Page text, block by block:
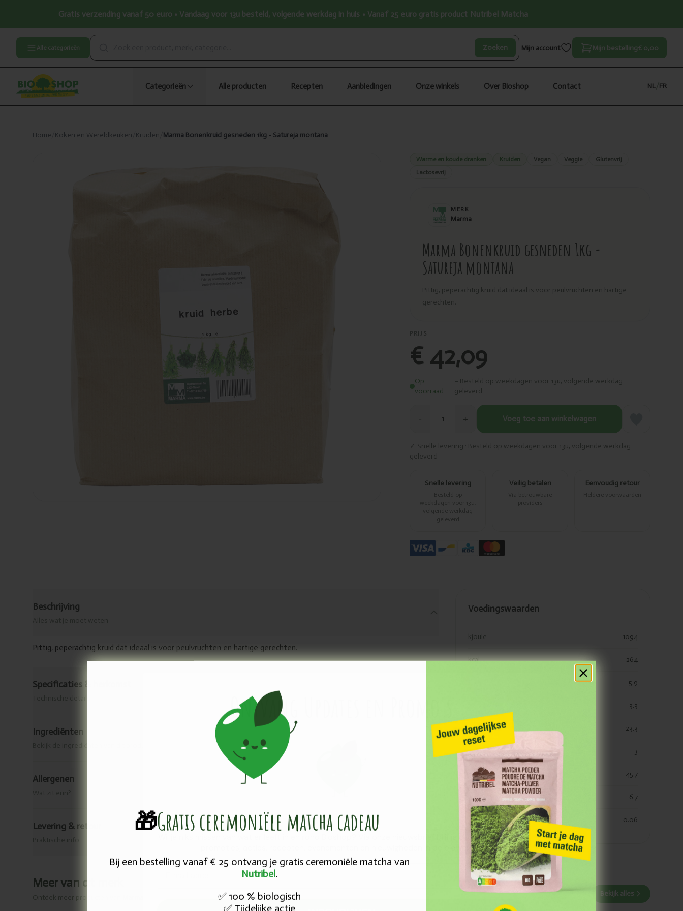
Gratis verzending vanaf 50 euro • Vandaag voor 13u besteld, volgende werkdag in huis • Vanaf 25 euro gratis product Nutribel Matcha
Alle categorieën Zoeken Mijn account Mijn bestelling€ 0,00
Categorieën Alle producten Recepten Aanbiedingen Onze winkels Over Bioshop Contact NL FR
Home Koken en Wereldkeuken Kruiden Marma Bonenkruid gesneden 1kg - Satureja montana
Warme en koude dranken Kruiden Vegan Veggie
Glutenvrij
Lactosevrij
MERK
Marma
Marma Bonenkruid gesneden 1kg -
Satureja montana
Pittig, peperachtig kruid dat ideaal is voor peulvruchten en hartige
gerechten.
PRIJS
€ 42,09
Op
voorraad
– Besteld op weekdagen voor 13u, volgende werkdag
geleverd
− 1 + Voeg toe aan winkelwagen
✓ Snelle levering · Besteld op weekdagen voor 13u, volgende werkdag
geleverd
Snelle levering
Besteld op
weekdagen voor 13u,
volgende werkdag
geleverd
Veilig betalen
Via betrouwbare
providers
Eenvoudig retour
Heldere voorwaarden
Beschrijving
Pittig, peperachtig kruid dat ideaal is voor peulvruchten en hartige gerechten.
Specificaties & herkomst
Ingrediënten
Allergenen
Levering & retour
Voedingswaarden
kjoule 1094
kcal 264
5.9
3.3
koolhydraten 23.3
koolhydraaten suiker 3
vezels 45.7
eiwitten 6.7
zout 0.06
Meer van dit merk
Ontdek meer producten van Bekijk alles
Ontvang Updates en Promo's
Wil je niks missen van wat er leeft in en rond Bioshop? Via onze nieuwsbrief blijf je op de hoogte van
promoties, acties, recepten, evenementen en nieuwigheden in de biowereld.
Email
🎁Gratis ceremoniële ​matcha cadeau
Bij een bestelling vanaf € 25 ontvang je gratis ceremoniële matcha van
Nutribel.
✅100 % biologisch
✅Tijdelijke actie